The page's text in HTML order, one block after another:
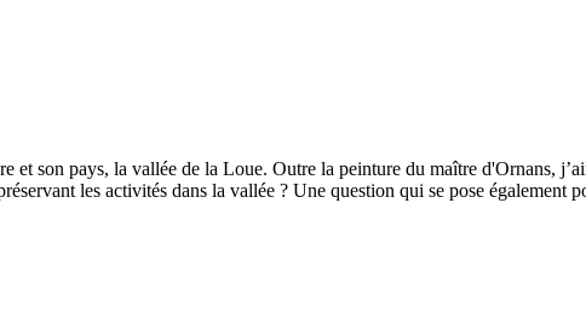
son pays, la vallée de la Loue. Outre la peinture du maître d'Ornans,
les activités dans la vallée ? Une question qui se pose également